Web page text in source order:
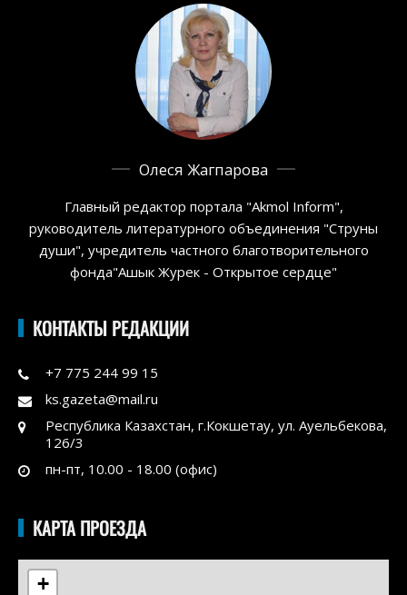
Олеся Жагпарова
Главный редактор портала "Akmol Inform",
руководитель литературного объединения "Струны
души", учредитель частного благотворительного
фонда"Ашык Журек - Открытое сердце"
КОНТАКТЫ РЕДАКЦИИ
+7 775 244 99 15
ks.gazeta@mail.ru
Республика Казахстан, г.Кокшетау, ул. Ауельбекова,
126/3
пн-пт, 10.00 - 18.00 (офис)
КАРТА ПРОЕЗДА
+